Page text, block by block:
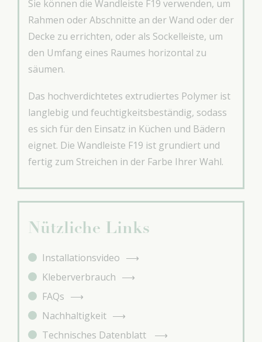
Sie können die Wandleiste F19 verwenden, um
Rahmen oder Abschnitte an der Wand oder der
Decke zu errichten, oder als Sockelleiste, um
den Umfang eines Raumes horizontal zu
säumen.
Das hochverdichtetes extrudiertes Polymer ist
langlebig und feuchtigkeitsbeständig, sodass
es sich für den Einsatz in Küchen und Bädern
eignet. Die Wandleiste F19 ist grundiert und
fertig zum Streichen in der Farbe Ihrer Wahl.
Nützliche Links
Installationsvideo
Kleberverbrauch
FAQs
Nachhaltigkeit
Technisches Datenblatt